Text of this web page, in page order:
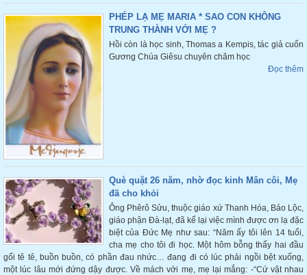
PHÉP LẠ MẸ MARIA * SAO CON KHÔNG
TRUNG THÀNH VỚI MẸ ?
Hồi còn là học sinh, Thomas a Kempis, tác giả cuốn
Gương Chúa Giêsu chuyên chăm học
Đọc thêm
Què quặt 26 năm, nhờ đọc kinh Mân côi, Mẹ
đã cho khỏi
Ông Phêrô Sửu, thuộc giáo xứ Thanh Hóa, Bảo Lộc,
giáo phận Đà-lạt, đã kể lại việc mình được ơn lạ đặc
biệt của Đức Mẹ như sau: “Năm ấy tôi lên 14 tuổi,
cha mẹ cho tôi đi học. Một hôm bỗng thấy hai đầu
gối tê tê, buồn buồn, có phần đau nhức… đang đi có lúc phải ngồi bệt xuống,
một lúc lâu mới đứng dậy được. Về mách với mẹ, mẹ lại mắng: -“Cứ vật nhau